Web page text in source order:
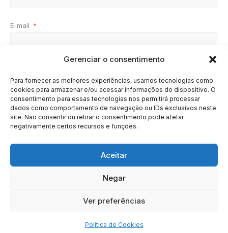
Gerenciar o consentimento
Para fornecer as melhores experiências, usamos tecnologias como
cookies para armazenar e/ou acessar informações do dispositivo. O
consentimento para essas tecnologias nos permitirá processar
dados como comportamento de navegação ou IDs exclusivos neste
site. Não consentir ou retirar o consentimento pode afetar
negativamente certos recursos e funções.
Aceitar
Negar
Ver preferências
Política de Cookies
E-mail *
SOBRE BRASIL
Copyright © 2020 - 2023 | Arresala Noticias™